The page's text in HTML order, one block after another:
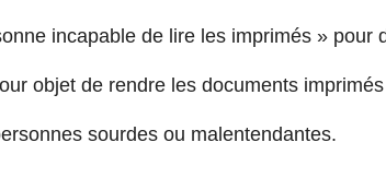
incapable de lire les imprimés »
objet de rendre les documents
sourdes ou malentendantes.